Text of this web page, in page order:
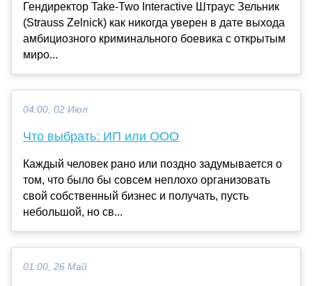
Гендиректор Take-Two Interactive Штраус Зельник
(Strauss Zelnick) как никогда уверен в дате выхода
амбициозного криминального боевика с открытым
миро...
04:00, 02 Июл
Что выбрать: ИП или ООО
Каждый человек рано или поздно задумывается о
том, что было бы совсем неплохо организовать
свой собственный бизнес и получать, пусть
небольшой, но св...
01:00, 26 Май